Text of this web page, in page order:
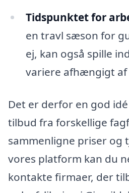
Tidspunktet for
en travl sæson for
ej, kan også spille
variere afhængigt
Det er derfor en god
tilbud fra forskellige
sammenligne priser og
vores platform kan du
kontakte firmaer, der